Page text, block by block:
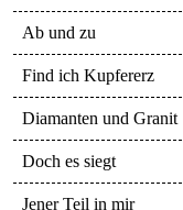
Ab und zu
Find ich Kupfererz
Diamanten und Granit
Doch es siegt
Jener Teil in mir